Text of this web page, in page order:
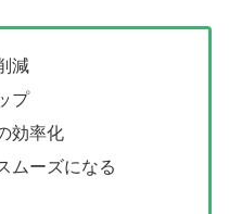
減
プ
効率化
ムーズになる